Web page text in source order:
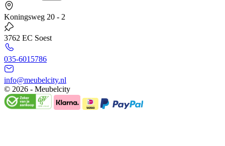
Koningsweg 20 - 2
3762 EC Soest
035-6015786
info@meubelcity.nl
© 2026 - Meubelcity